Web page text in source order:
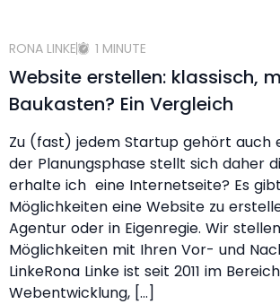
RONA LINKE 1 MINUTE
Website erstellen: klassisch,
Baukasten? Ein Vergleich
Zu (fast) jedem Startup gehört auch
der Planungsphase stellt sich daher
erhalte ich eine Internetseite? Es
Möglichkeiten eine Website zu
Agentur oder in Eigenregie. Wir
Möglichkeiten mit Ihren Vor- und
LinkeRona Linke ist seit 2011 im Bereich
Webentwicklung, […]